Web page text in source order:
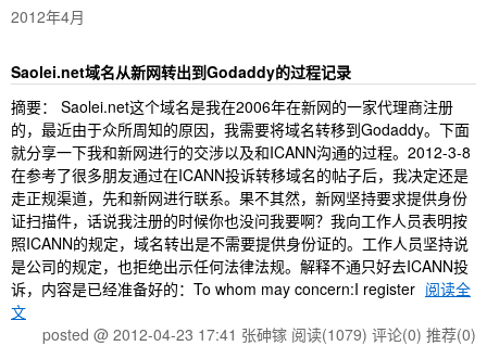
2012年4月
Saolei.net域名从新网转出到Godaddy的过程记录
摘要： Saolei.net这个域名是我在2006年在新网的一家代理商注册
的，最近由于众所周知的原因，我需要将域名转移到Godaddy。下面
就分享一下我和新网进行的交涉以及和ICANN沟通的过程。2012-3-8
在参考了很多朋友通过在ICANN投诉转移域名的帖子后，我决定还是
走正规渠道，先和新网进行联系。果不其然，新网坚持要求提供身份
证扫描件，话说我注册的时候你也没问我要啊？我向工作人员表明按
照ICANN的规定，域名转出是不需要提供身份证的。工作人员坚持说
是公司的规定，也拒绝出示任何法律法规。解释不通只好去ICANN投
诉，内容是已经准备好的：To whom may concern:I register 阅读全
文
posted @ 2012-04-23 17:41 张砷镓 阅读(1079) 评论(0) 推荐(0)